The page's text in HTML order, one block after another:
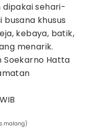
sehari-
khusus
kebaya, batik,
menarik.
Soekarno Hatta